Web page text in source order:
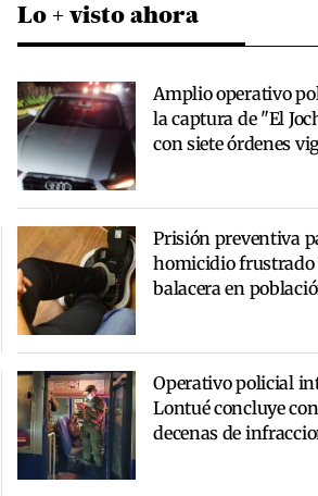
Lo + visto ahora
Amplio operativo
la captura de "El
con siete órdenes
Prisión preventiva
homicidio frustrado
balacera en
Operativo policial
Lontué concluye
decenas de